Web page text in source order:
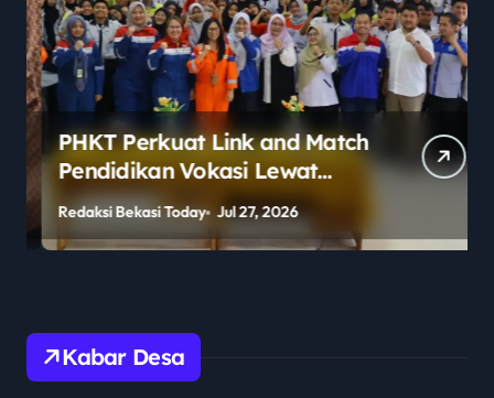
PHKT Perkuat Link and Match
Pendidikan Vokasi Lewat
Program Guru Tamu di SMKN
2 Penajam Paser Utara
Redaksi Bekasi Today Jul 27, 2026
Kabar Desa